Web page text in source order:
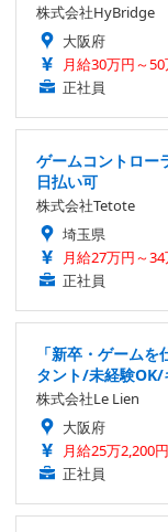
株式会社HyBridge
大阪府
月給30万円～
正社員
ゲームコントロー
日払い可
株式会社Tetote
埼玉県
月給27万円～
正社員
「新卒・ゲーム
タント/未経験OK/
株式会社Le Lien
大阪府
月給25万2,200
正社員